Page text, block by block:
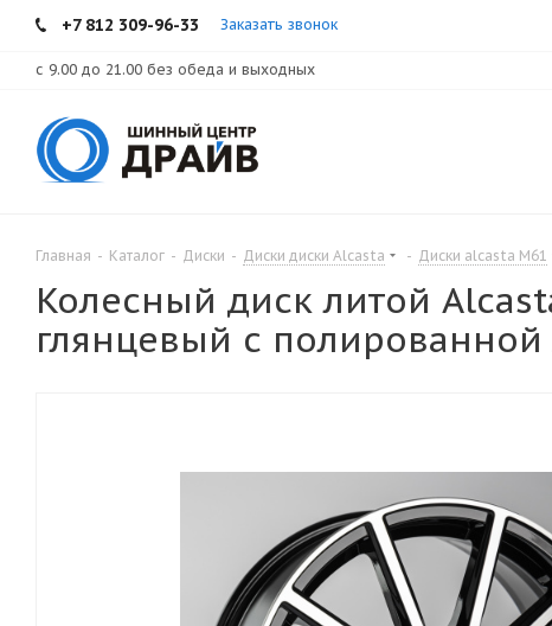
+7 812 309-96-33 Заказать звонок
с 9.00 до 21.00 без обеда и выходных
Главная - Каталог - Диски - Диски диски Alcasta - Диски alcasta M61
Колесный диск литой
глянцевый с